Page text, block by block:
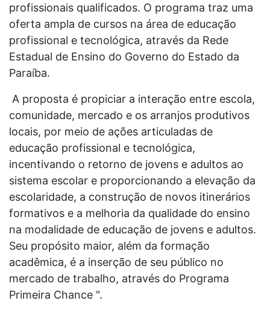
profissionais qualificados. O programa traz uma
oferta ampla de cursos na área de educação
profissional e tecnológica, através da Rede
Estadual de Ensino do Governo do Estado da
Paraíba.
A proposta é propiciar a interação entre escola,
comunidade, mercado e os arranjos produtivos
locais, por meio de ações articuladas de
educação profissional e tecnológica,
incentivando o retorno de jovens e adultos ao
sistema escolar e proporcionando a elevação da
escolaridade, a construção de novos itinerários
formativos e a melhoria da qualidade do ensino
na modalidade de educação de jovens e adultos.
Seu propósito maior, além da formação
acadêmica, é a inserção de seu público no
mercado de trabalho, através do Programa
Primeira Chance ".